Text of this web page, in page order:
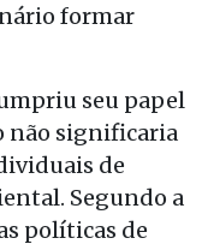
formar
seu papel
não significaria
de
Segundo a
políticas de